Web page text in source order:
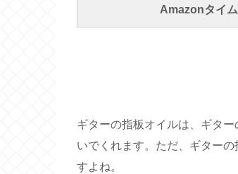
Amazonタイ
ギターの指板オイルは、ギタ
いでくれます。ただ、ギター
すよね。